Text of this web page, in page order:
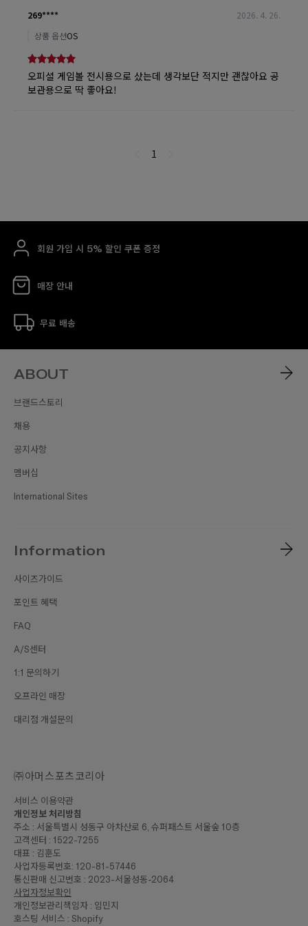
회원 가입 시 5% 할인 쿠폰 증정
매장 안내
무료 배송
ABOUT
브랜드스토리
채용
공지사항
멤버십
International Sites
Information
사이즈가이드
포인트 혜택
FAQ
A/S센터
1:1 문의하기
오프라인 매장
대리점 개설문의
㈜아머스포츠코리아
서비스 이용약관
개인정보 처리방침
주소 : 서울특별시 성동구 아차산로 6, 슈퍼패스트 서울숲 10층
고객센터 : 1522-7255
대표 : 김훈도
사업자등록번호: 120-81-57446
통신판매 신고번호 : 2023-서울성동-2064
사업자정보확인
개인정보관리책임자 : 임민지
호스팅 서비스 : Shopify